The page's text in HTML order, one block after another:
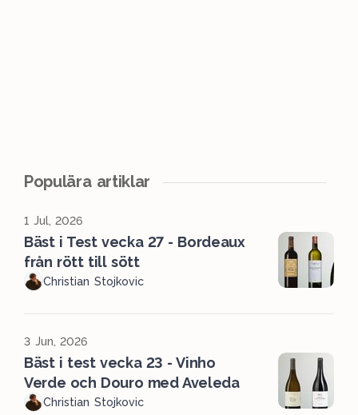
Populära artiklar
1 Jul, 2026
Bäst i Test vecka 27 - Bordeaux
från rött till sött
Christian Stojkovic
3 Jun, 2026
Bäst i test vecka 23 - Vinho
Verde och Douro med Aveleda
Christian Stojkovic